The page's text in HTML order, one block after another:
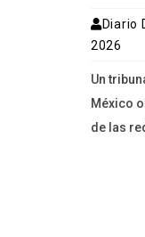
Diario
2026
Un
México
de las